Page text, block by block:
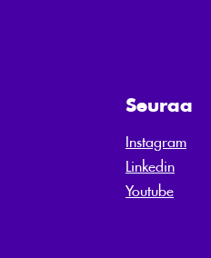
Seuraa
Instagram
Linkedin
Youtube